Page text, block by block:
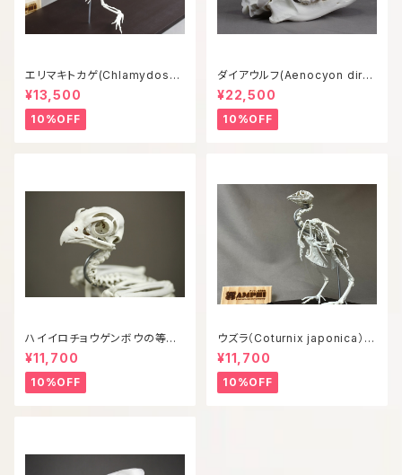
エリマキトカゲ(Chlamydosau
rus kingii) 等倍全身骨格模型
¥13,500
10%OFF
ダイアウルフ(Aenocyon diru
s) 復元等倍頭骨模型
¥22,500
10%OFF
ハイイロチョウゲンボウの等倍
全身骨格レプリカ
¥11,700
10%OFF
ウズラ（Coturnix japonica）等
倍全身骨格模型
¥11,700
10%OFF